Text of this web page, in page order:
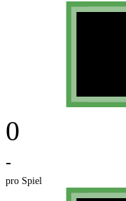
0
-
pro Spiel